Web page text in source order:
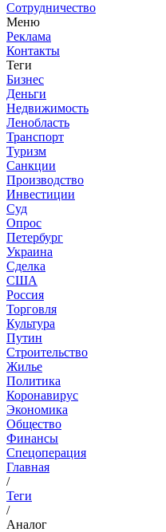
Сотрудничество
Меню
Реклама
Контакты
Теги
Бизнес
Деньги
Недвижимость
Ленобласть
Транспорт
Туризм
Санкции
Производство
Инвестиции
Суд
Опрос
Петербург
Украина
Сделка
США
Россия
Торговля
Культура
Путин
Строительство
Жилье
Политика
Коронавирус
Экономика
Общество
Финансы
Спецоперация
Главная
/
Теги
/
Аналог